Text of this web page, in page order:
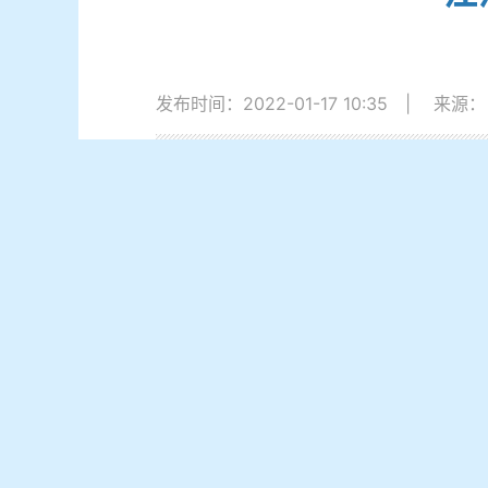
发布时间：2022-01-17 10:35 来源：